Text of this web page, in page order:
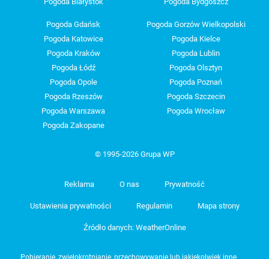
Pogoda Gdańsk
Pogoda Gorzów Wielkopolski
Pogoda Katowice
Pogoda Kielce
Pogoda Kraków
Pogoda Lublin
Pogoda Łódź
Pogoda Olsztyn
Pogoda Opole
Pogoda Poznań
Pogoda Rzeszów
Pogoda Szczecin
Pogoda Warszawa
Pogoda Wrocław
Pogoda Zakopane
© 1995-2026 Grupa WP
Reklama O nas Prywatność
Ustawienia prywatności Regulamin Mapa strony
Źródło danych: WeatherOnline
Pobieranie, zwielokrotnianie, przechowywanie lub jakiekolwiek inne